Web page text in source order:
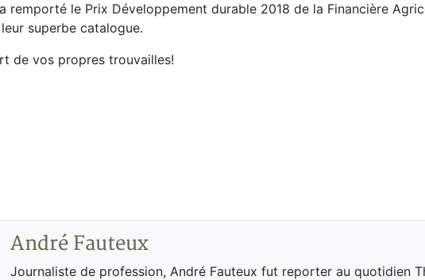
le Prix Développement durable 2018 de la Financière
superbe catalogue.
de vos propres trouvailles!
André Fauteux
Journaliste de profession, André Fauteux fut reporter au quotidien